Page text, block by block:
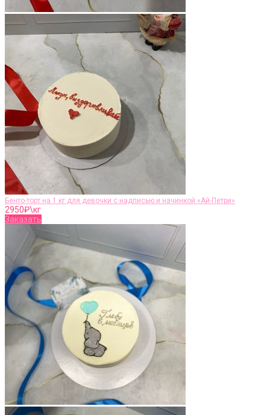
Бенто-торт на 1 кг для девочки с надписью и начинкой «Ай-Петри»
2950₽\кг
Заказать